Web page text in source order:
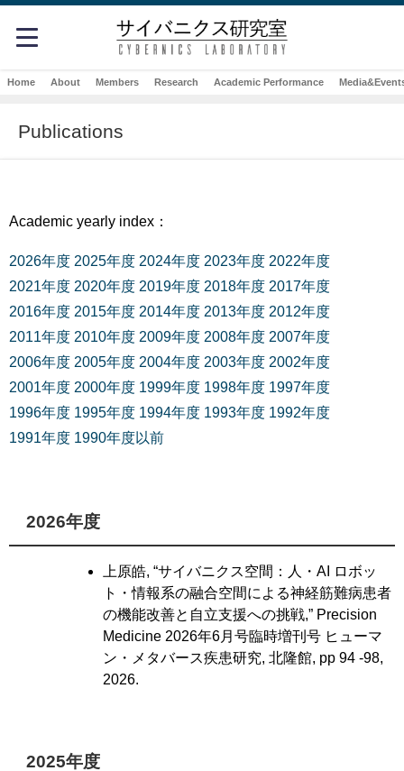
Home About Members Research Academic Performance
Publications
Academic yearly index：
2026年度 2025年度 2024年度 2023年度 2022年度
2021年度 2020年度 2019年度 2018年度 2017年度
2016年度 2015年度 2014年度 2013年度 2012年度
2011年度 2010年度 2009年度 2008年度 2007年度
2006年度 2005年度 2004年度 2003年度 2002年度
2001年度 2000年度 1999年度 1998年度 1997年度
1996年度 1995年度 1994年度 1993年度 1992年度
1991年度 1990年度以前
2026年度
上原皓, “サイバニクス空間：人・AI ロボッ
ト・情報系の融合空間による神経筋難病患者
の機能改善と自立支援への挑戦,” Precision
Medicine 2026年6月号臨時増刊号 ヒューマ
ン・メタバース疾患研究, 北隆館, pp 94 -98,
2026.
2025年度